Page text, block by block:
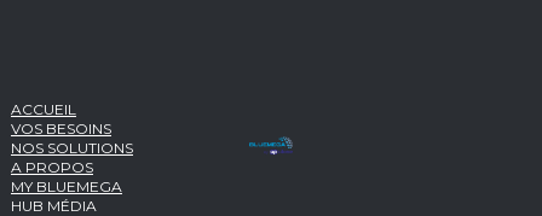
ACCUEIL
VOS BESOINS
NOS SOLUTIONS
A PROPOS
MY BLUEMEGA
HUB MÉDIA